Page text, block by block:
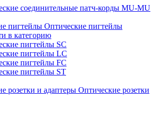
соединительные патч-корды MU-MU
Оптические пигтейлы
в категорию
пигтейлы SC
пигтейлы LC
пигтейлы FC
пигтейлы ST
Оптические розетки